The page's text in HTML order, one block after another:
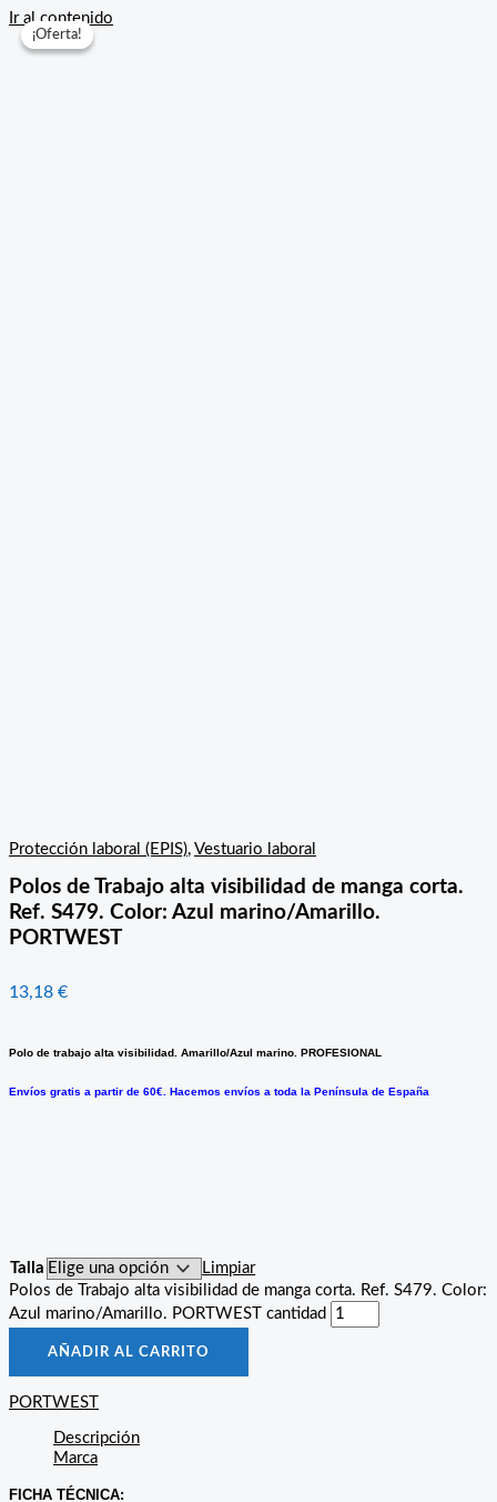
Ir al contenido
Protección laboral (EPIS), Vestuario laboral
Polos de Trabajo alta visibilidad de manga corta.
Ref. S479. Color: Azul marino/Amarillo.
PORTWEST
13,18 €
Polo de trabajo alta visibilidad. Amarillo/Azul marino. PROFESIONAL
Envíos gratis a partir de 60€. Hacemos envíos a toda la Península de España
Talla
Limpiar
Polos de Trabajo alta visibilidad de manga corta. Ref. S479. Color:
Azul marino/Amarillo. PORTWEST cantidad
AÑADIR AL CARRITO
PORTWEST
Descripción
Marca
FICHA TÉCNICA:
¡Oferta!
¡Oferta!